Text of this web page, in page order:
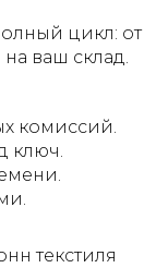
цикл: от
ваш склад.
комиссий.
ключ.
текстиля